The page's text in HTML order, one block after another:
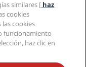
similares [ haz
cookies
las cookies
funcionamiento
haz clic en